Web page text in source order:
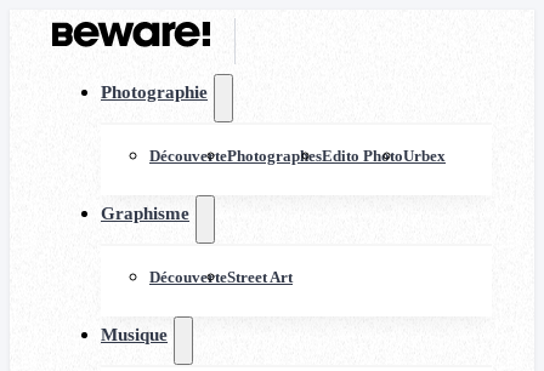
Photographie
DécouvertePhotographesEdito PhotoUrbex
Graphisme
DécouverteStreet Art
Musique